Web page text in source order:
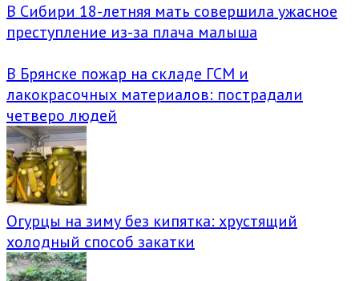
В Сибири 18-летняя мать совершила ужасное
преступление из-за плача малыша
В Брянске пожар на складе ГСМ и
лакокрасочных материалов: пострадали
четверо людей
Огурцы на зиму без кипятка: хрустящий
холодный способ закатки